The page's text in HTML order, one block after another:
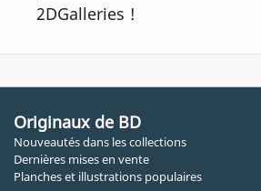
2DGalleries !
Originaux de BD
Nouveautés dans les collections
Dernières mises en vente
Planches et illustrations populaires